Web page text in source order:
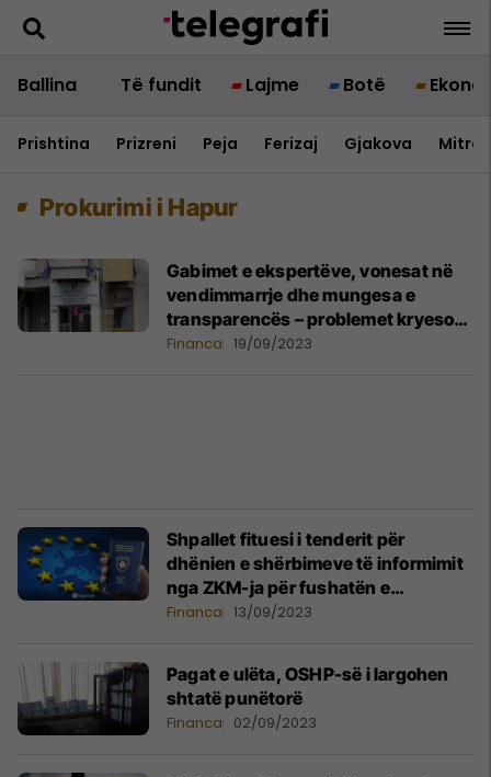
Ballina Të fundit Lajme Botë
Prishtina Prizreni Peja Ferizaj Gjakova
Prokurimi i Hapur
Gabimet e ekspertëve, vonesat në
vendimmarrje dhe mungesa e
transparencës – problemet kryesore
të OSHP-së sipas D+
Financa 19/09/2023
Shpallet fituesi i tenderit për
dhënien e shërbimeve të informimit
nga ZKM-ja për fushatën e
liberalizimit të vizave
Financa 13/09/2023
Pagat e ulëta, OSHP-së i largohen
shtatë punëtorë
Financa 02/09/2023